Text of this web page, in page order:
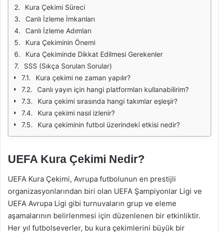
Kura Çekimi Süreci
Canlı İzleme İmkanları
Canlı İzleme Adımları
Kura Çekiminin Önemi
Kura Çekiminde Dikkat Edilmesi Gerekenler
SSS (Sıkça Sorulan Sorular)
Kura çekimi ne zaman yapılır?
Canlı yayın için hangi platformları kullanabilirim?
Kura çekimi sırasında hangi takımlar eşleşir?
Kura çekimi nasıl izlenir?
Kura çekiminin futbol üzerindeki etkisi nedir?
UEFA Kura Çekimi Nedir?
UEFA Kura Çekimi, Avrupa futbolunun en prestijli
organizasyonlarından biri olan UEFA Şampiyonlar Ligi ve
UEFA Avrupa Ligi gibi turnuvaların grup ve eleme
aşamalarının belirlenmesi için düzenlenen bir etkinliktir.
Her yıl futbolseverler, bu kura çekimlerini büyük bir